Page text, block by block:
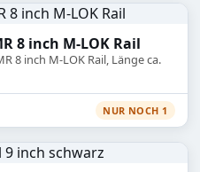
8 inch M-LOK Rail
8 inch M-LOK Rail, Länge ca.
NUR NOCH 1